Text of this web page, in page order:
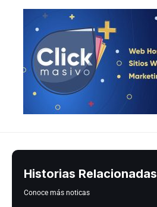
Historias Relacionadas
Conoce más noticas